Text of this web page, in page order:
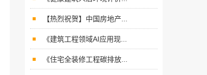
【热烈祝贺】中国房地产...
《建筑工程领域AI应用现...
《住宅全装修工程碳排放...